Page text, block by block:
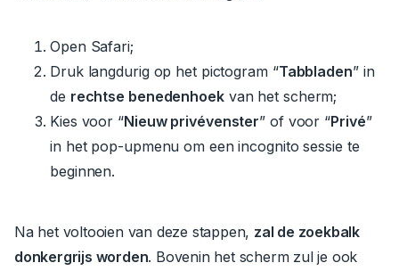
Open Safari;
Druk langdurig op het pictogram “Tabbladen” in
de rechtse benedenhoekvan het scherm;
Kies voor “Nieuw privévenster” of voor “Privé”
in het pop-upmenu om een incognito sessie te
beginnen.
Na het voltooien van deze stappen, zal de zoekbalk
donkergrijs worden. Bovenin het scherm zul je ook